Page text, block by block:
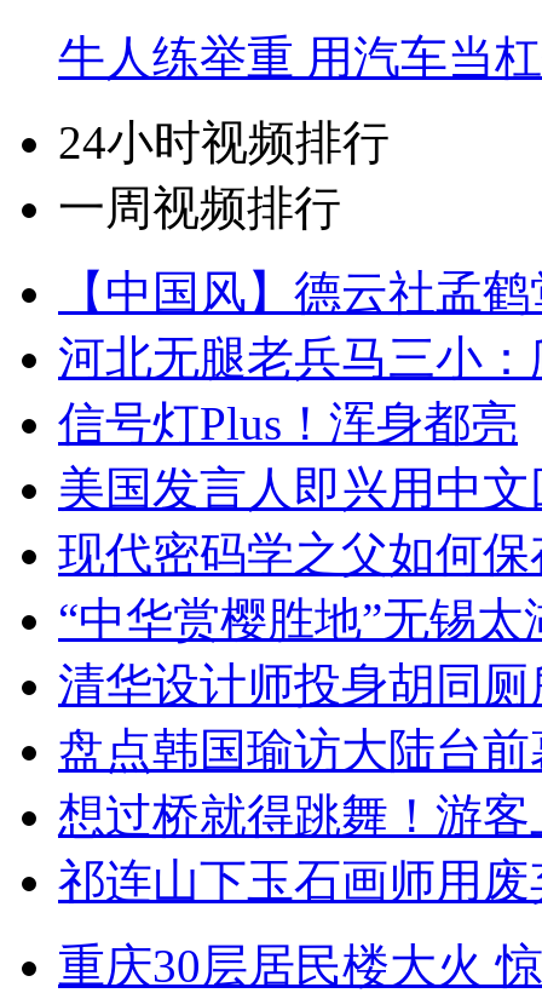
牛人练举重 用汽车当
24小时视频排行
一周视频排行
【中国风】德云社孟
河北无腿老兵马三小
信号灯Plus！浑身都亮
美国发言人即兴用中
现代密码学之父如何
“中华赏樱胜地”无锡
清华设计师投身胡同
盘点韩国瑜访大陆台
想过桥就得跳舞！游客
祁连山下玉石画师用
重庆30层居民楼大火